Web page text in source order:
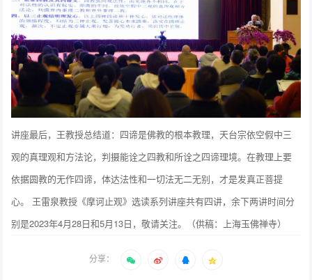
讲座最后，王教授总结道：四谛是佛教的根本教理，天台宗依空假中三
观的真理观和方法论，判摄能诠之四教和所诠之四谛理境。在教理上要
依据圆教的无作四谛，体达法性和一切法无二无别，才是发真正菩提
心。 王雷泉教授《摩诃止观》选读系列讲座共有四讲，余下两讲时间分
别是2023年4月28日和5月13日，敬请关注。（供稿：上海玉佛禅寺）
分享：